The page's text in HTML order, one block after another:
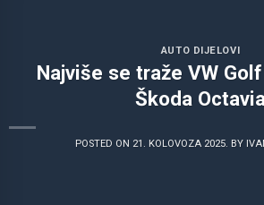
AUTO DIJELOVI
Najviše se traže VW
Škoda
POSTED ON 21. KOLOVOZA 2025. BY